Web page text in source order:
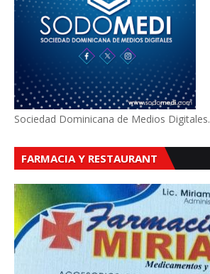
Sociedad Dominicana de Medios Digitales.
FARMACIA Y RESTAURANT